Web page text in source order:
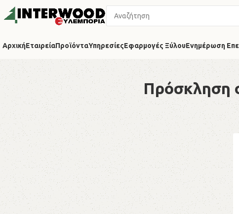
ΑρχικήΕταιρείαΠροϊόνταΥπηρεσίεςΕφαρμογές ΞύλουΕνημέρωση
Πρόσκληση